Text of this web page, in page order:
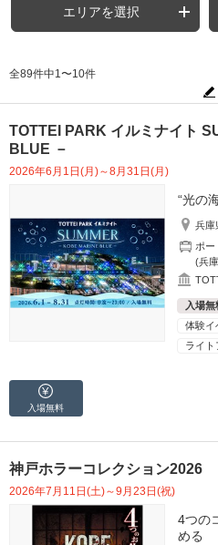
エリアを選択
全89件中1〜10件
TOTTEI PARK イルミナイト
BLUE －
2026年6月1日(月)～8月31日(月)
“光の
兵庫
ポー
(兵
入場無
体験イ
ライト
入場無料
神戸ホラーコレクション2026
2026年7月11日(土)～9月23日(祝)
4つの
める